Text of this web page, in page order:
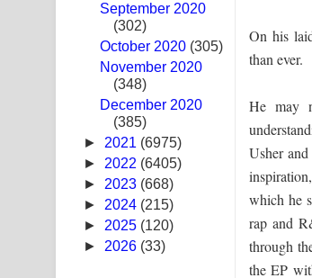
Ras Balan Song Lyrics - රැස්
Hoda sihiyen Song Lyrics -
Pemwanthiye Song Lyrics -
Manobhawa Song Lyrics -
Akahe Indala Song Lyrics -
Raawaya Song Lyrics - රාවය
September 2020
(302)
October 2020 (305)
November 2020
(348)
December 2020
(385)
► 2021 (6975)
► 2022 (6405)
► 2023 (668)
► 2024 (215)
► 2025 (120)
► 2026 (33)
On his
than ever.
He may
Usher
which he
rap and
through
the EP